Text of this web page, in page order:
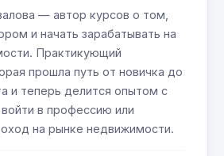
— автор курсов о том,
и начать зарабатывать на
Практикующий
прошла путь от новичка до
и теперь делится опытом с
в профессию или
на рынке недвижимости.